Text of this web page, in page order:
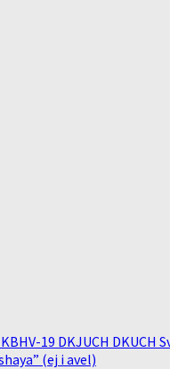
19 DKJUCH DKUCH
(ej i avel)